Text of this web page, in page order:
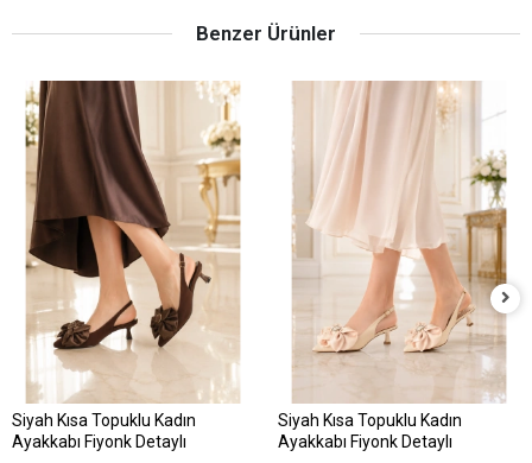
Benzer Ürünler
Siyah Kısa Topuklu Kadın
Ayakkabı Fiyonk Detaylı
Siyah Kısa Topuklu Kadın
Ayakkabı Fiyonk Detaylı